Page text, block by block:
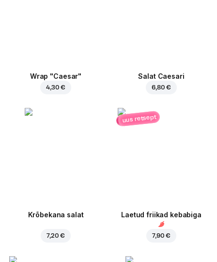
Wrap "Caesar"
4,30 €
Salat Caesari
6,80 €
Krõbekana salat
7,20 €
uus retsept
Laetud friikad kebabiga
7,90 €